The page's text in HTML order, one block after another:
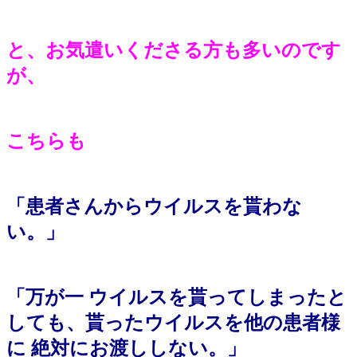
と、お気遣いくださる方も多いのです
が、
こちらも
「患者さんからウイルスを貰わな
い。」
「万が一 ウイルスを貰ってしまったと
しても、貰ったウイルスを他の患者様
に 絶対にお渡ししない。」